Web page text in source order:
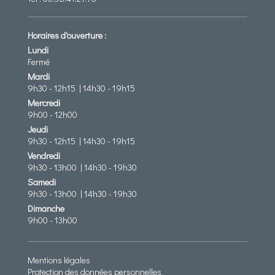
Horaires d'ouverture :
Lundi
Fermé
Mardi
9h30 - 12h15 | 14h30 - 19h15
Mercredi
9h00 - 12h00
Jeudi
9h30 - 12h15 | 14h30 - 19h15
Vendredi
9h30 - 13h00 | 14h30 - 19h30
Samedi
9h30 - 13h00 | 14h30 - 19h30
Dimanche
9h00 - 13h00
Mentions légales
Protection des données personnelles